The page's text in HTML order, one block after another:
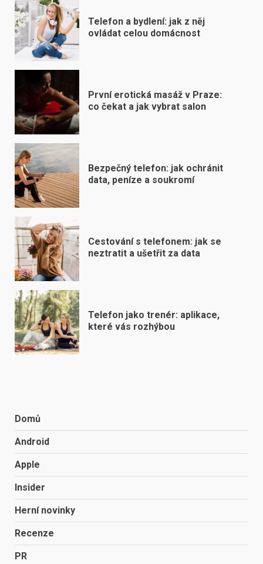
Telefon a bydlení: jak z něj
ovládat celou domácnost
První erotická masáž v Praze:
co čekat a jak vybrat salon
Bezpečný telefon: jak ochránit
data, peníze a soukromí
Cestování s telefonem: jak se
neztratit a ušetřit za data
Telefon jako trenér: aplikace,
které vás rozhýbou
Domů
Android
Apple
Insider
Herní novinky
Recenze
PR